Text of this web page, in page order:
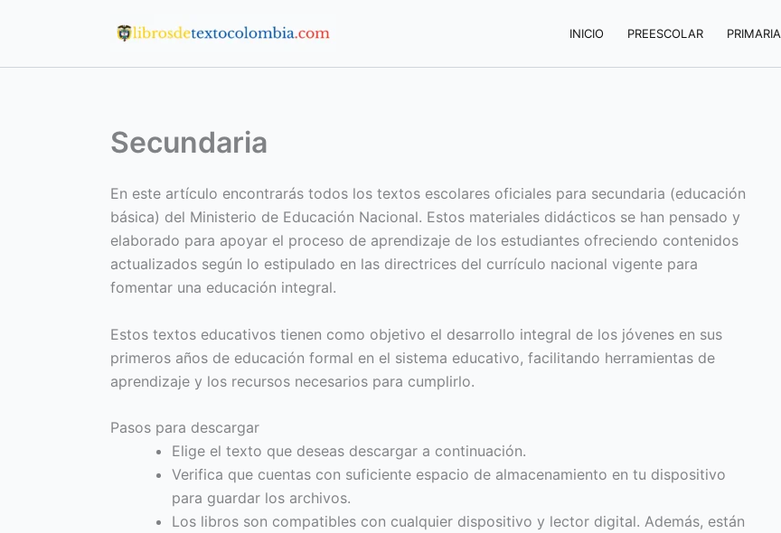
INICIO PREESCOLAR PRIMARIA
Secundaria
En este artículo encontrarás todos los textos escolares oficiales para secundaria (educación
básica) del Ministerio de Educación Nacional. Estos materiales didácticos se han pensado y
elaborado para apoyar el proceso de aprendizaje de los estudiantes ofreciendo contenidos
actualizados según lo estipulado en las directrices del currículo nacional vigente para
fomentar una educación integral.
Estos textos educativos tienen como objetivo el desarrollo integral de los jóvenes en sus
primeros años de educación formal en el sistema educativo, facilitando herramientas de
aprendizaje y los recursos necesarios para cumplirlo.
Pasos para descargar
Elige el texto que deseas descargar a continuación.
Verifica que cuentas con suficiente espacio de almacenamiento en tu dispositivo
para guardar los archivos.
Los libros son compatibles con cualquier dispositivo y lector digital. Además, están